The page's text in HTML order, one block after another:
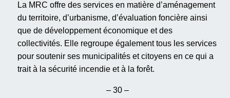
La MRC offre des services en matière d’aménagement
du territoire, d’urbanisme, d’évaluation foncière ainsi
que de développement économique et des
collectivités. Elle regroupe également tous les services
pour soutenir ses municipalités et citoyens en ce qui a
trait à la sécurité incendie et à la forêt.
– 30 –